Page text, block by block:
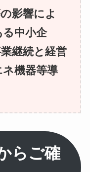
影響によ
る中小企
継続と経営
機器等導
らご確